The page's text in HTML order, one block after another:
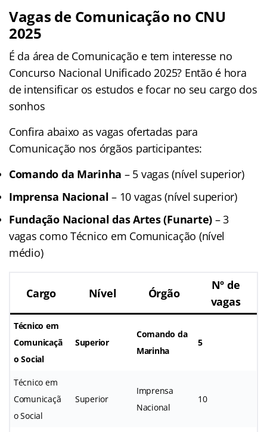
Vagas de Comunicação no CNU
2025
É da área de Comunicação e tem interesse no
Concurso Nacional Unificado 2025? Então é hora
de intensificar os estudos e focar no seu cargo dos
sonhos
Confira abaixo as vagas ofertadas para
Comunicação nos órgãos participantes:
Comando da Marinha – 5 vagas (nível superior)
Imprensa Nacional – 10 vagas (nível superior)
Fundação Nacional das Artes (Funarte) – 3
vagas como Técnico em Comunicação (nível
médio)
Cargo Nível Órgão
Nº de
vagas
Técnico em
Comunicaçã
o Social
Superior
Comando da
Marinha
5
Técnico em
Comunicaçã
o Social
Superior
Imprensa
Nacional
10